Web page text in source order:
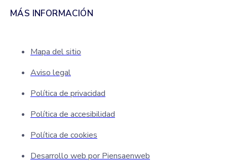
MÁS INFORMACIÓN
Mapa del sitio
Aviso legal
Política de privacidad
Política de accesibilidad
Política de cookies
Desarrollo web por Piensaenweb